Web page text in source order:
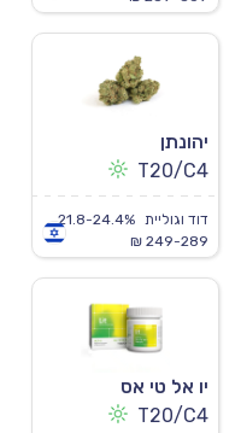
יהונתן
T20/C4
דוד וגוליית 21.8-24.4%
249-289 ₪
יו אל טי אס
T20/C4